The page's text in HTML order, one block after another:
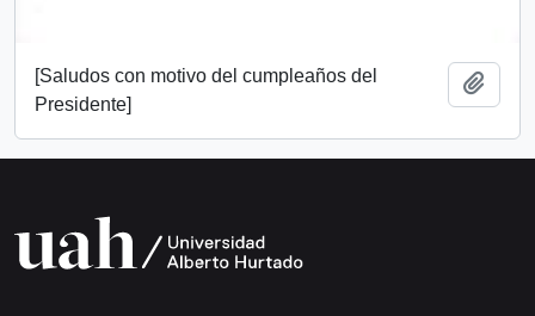
[Saludos con motivo del cumpleaños del
Presidente]